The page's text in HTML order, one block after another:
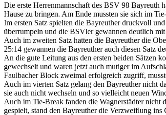
Die erste Herrenmannschaft des BSV 98 Bayreuth
Hause zu bringen. Am Ende mussten sie sich im
Im ersten Satz spielten die Bayreuther druckvoll
überrumpeln und die BSVler gewannen deutlich
Auch im zweiten Satz hatten die Bayreuther die
25:14 gewannen die Bayreuther auch diesen Satz
An die gute Leitung aus den ersten beiden Sätzen
gewechselt und waren jetzt auch mutiger im
Faulbacher Block zweimal erfolgreich zugriff,
Auch im vierten Satz gelang den Bayreuther nicht
sie auch nicht wechseln und so vielleicht neuen
Auch im Tie-Break fanden die Wagnerstädter
gespielt, stand den Bayreuther die Verzweiflung